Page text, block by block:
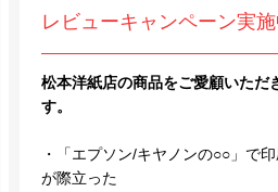
レビューキャンペーン実施
松本洋紙店の商品をご愛顧いただ
す。
・「エプソン/キヤノンの○○」で
が際立った